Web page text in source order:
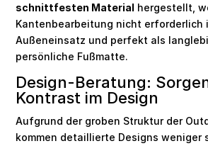
schnittfesten Material hergestellt,
Kantenbearbeitung nicht erforderlich
Außeneinsatz und perfekt als
persönliche Fußmatte.
Design-Beratung:
Kontrast im Design
Aufgrund der groben Struktur der
kommen detaillierte Designs weniger